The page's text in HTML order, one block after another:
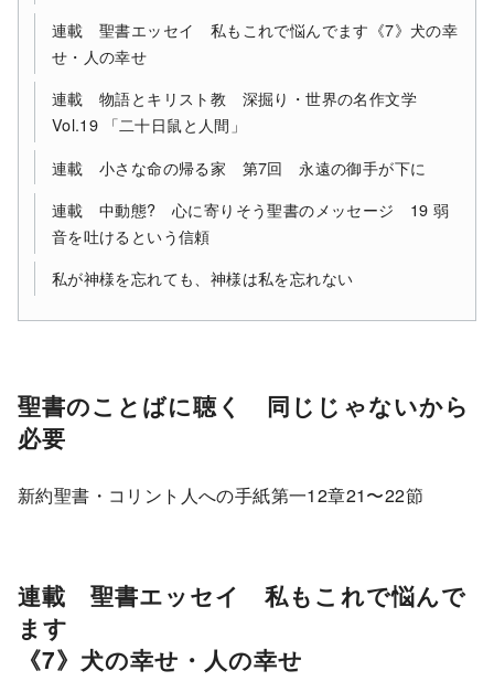
連載 聖書エッセイ 私もこれで悩んでます《7》犬の幸
せ・人の幸せ
連載 物語とキリスト教 深掘り・世界の名作文学
Vol.19 「二十日鼠と人間」
連載 小さな命の帰る家 第7回 永遠の御手が下に
連載 中動態? 心に寄りそう聖書のメッセージ 19 弱
音を吐けるという信頼
私が神様を忘れても、神様は私を忘れない
聖書のことばに聴く 同じじゃないから
必要
新約聖書・コリント人への手紙第一12章21〜22節
連載 聖書エッセイ 私もこれで悩んで
ます
《7》犬の幸せ・人の幸せ